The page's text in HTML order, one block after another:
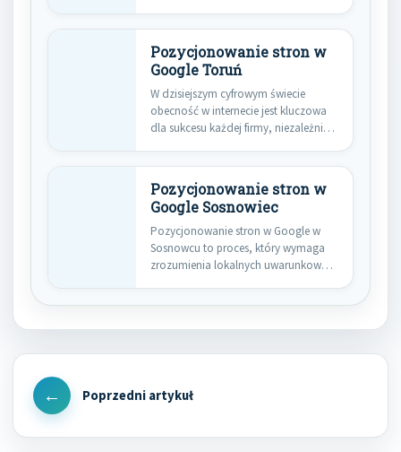
Pozycjonowanie stron w
Google Toruń
W dzisiejszym cyfrowym świecie
obecność w internecie jest kluczowa
dla sukcesu każdej firmy, niezależnie
Pozycjonowanie stron w
Google Sosnowiec
Pozycjonowanie stron w Google w
Sosnowcu to proces, który wymaga
zrozumienia lokalnych uwarunkowań
Nawigacja
wpisu
Previous